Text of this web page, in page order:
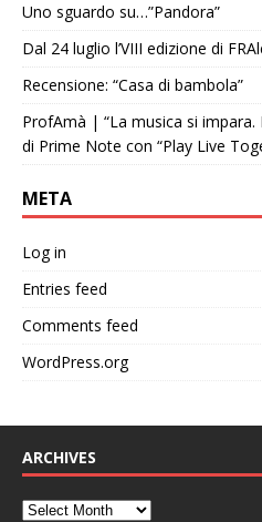
Uno sguardo su…”Pandora”
Dal 24 luglio l’VIII edizione di
Recensione: “Casa di bambola”
ProfAmà | “La musica si impara.
di Prime Note con “Play Live
META
Log in
Entries feed
Comments feed
WordPress.org
ARCHIVES